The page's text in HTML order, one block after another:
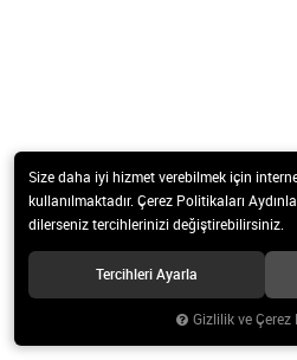
Size daha iyi hizmet verebilmek için
kullanılmaktadır. Çerez Politikaları
dilerseniz tercihlerinizi değiştirebilirsiniz.
Tercihleri Ayarla
Gizlilik ve Çerez